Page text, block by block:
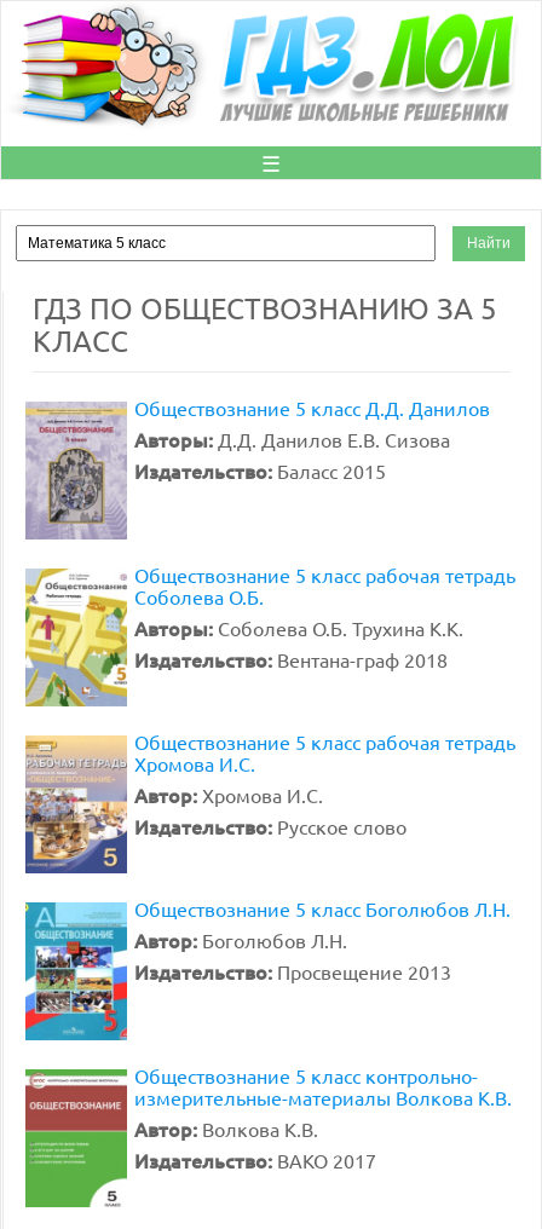
☰
ГДЗ ПО ОБЩЕСТВОЗНАНИЮ ЗА 5
КЛАСС
Обществознание 5 класс Д.Д. Данилов
Авторы: Д.Д. Данилов Е.В. Сизова
Издательство: Баласс 2015
Обществознание 5 класс рабочая тетрадь
Соболева О.Б.
Авторы: Соболева О.Б. Трухина К.К.
Издательство: Вентана-граф 2018
Обществознание 5 класс рабочая тетрадь
Хромова И.С.
Автор: Хромова И.С.
Издательство: Русское слово
Обществознание 5 класс Боголюбов Л.Н.
Автор: Боголюбов Л.Н.
Издательство: Просвещение 2013
Обществознание 5 класс контрольно-
измерительные-материалы Волкова К.В.
Автор: Волкова К.В.
Издательство: ВАКО 2017